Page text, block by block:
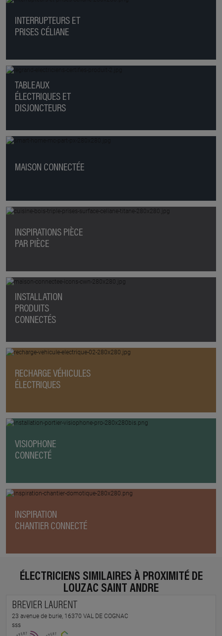
INTERRUPTEURS ET
PRISES CÉLIANE
TABLEAUX
ÉLECTRIQUES ET
DISJONCTEURS
MAISON CONNECTÉE
INSPIRATIONS PIÈCE
PAR PIÈCE
INSTALLATION
PRODUITS
CONNECTÉS
RECHARGE VÉHICULES
ÉLECTRIQUES
VISIOPHONE
CONNECTÉ
INSPIRATION
CHANTIER CONNECTÉ
ÉLECTRICIENS SIMILAIRES À PROXIMITÉ DE
LOUZAC SAINT ANDRE
BREVIER LAURENT
23 avenue de burie, 16370 VAL DE COGNAC
sss